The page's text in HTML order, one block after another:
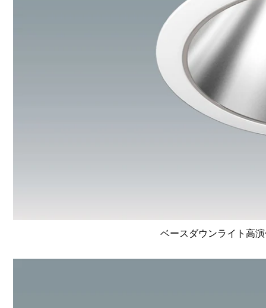
ベースダウンライト高